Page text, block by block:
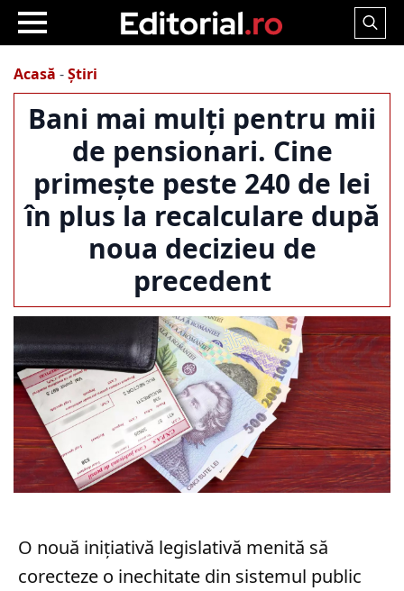
Search
Acasă -Știri
Bani mai mulți pentru mii
de pensionari. Cine
primește peste 240 de lei
în plus la recalculare după
noua decizieu de
precedent
O nouă inițiativă legislativă menită să
corecteze o inechitate din sistemul public